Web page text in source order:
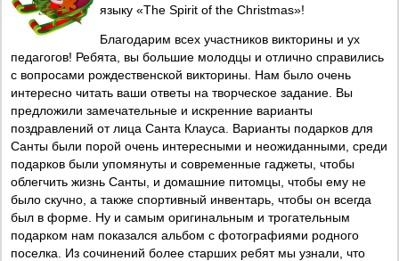
языку «The Spirit of the Christmas»!
Благодарим всех участников викторины и ух
педагогов! Ребята, вы большие молодцы и отлично справились
с вопросами рождественской викторины. Нам было очень
интересно читать ваши ответы на творческое задание. Вы
предложили замечательные и искренние варианты
поздравлений от лица Санта Клауса. Варианты подарков для
Санты были порой очень интересными и неожиданными, среди
подарков были упомянуты и современные гаджеты, чтобы
облегчить жизнь Санты, и домашние питомцы, чтобы ему не
было скучно, а также спортивный инвентарь, чтобы он всегда
был в форме. Ну и самым оригинальным и трогательным
подарком нам показался альбом с фотографиями родного
поселка. Из сочинений более старших ребят мы узнали, что